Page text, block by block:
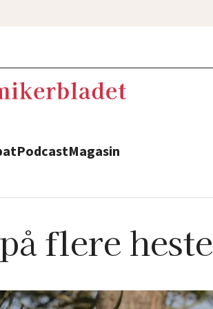
PodcastMagasin
flere heste